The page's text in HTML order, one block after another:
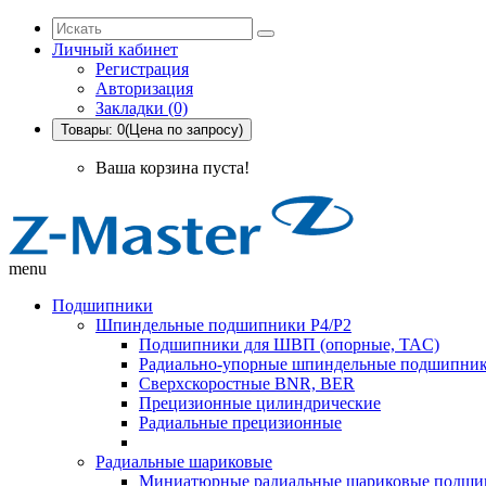
Личный кабинет
Регистрация
Авторизация
Закладки (0)
Товары: 0(Цена по запросу)
Ваша корзина пуста!
menu
Подшипники
Шпиндельные подшипники P4/P2
Подшипники для ШВП (опорные, TAC)
Радиально-упорные шпиндельные
Сверхскоростные BNR, BER
Прецизионные цилиндрические
Радиальные прецизионные
Радиальные шариковые
Миниатюрные радиальные шариковые